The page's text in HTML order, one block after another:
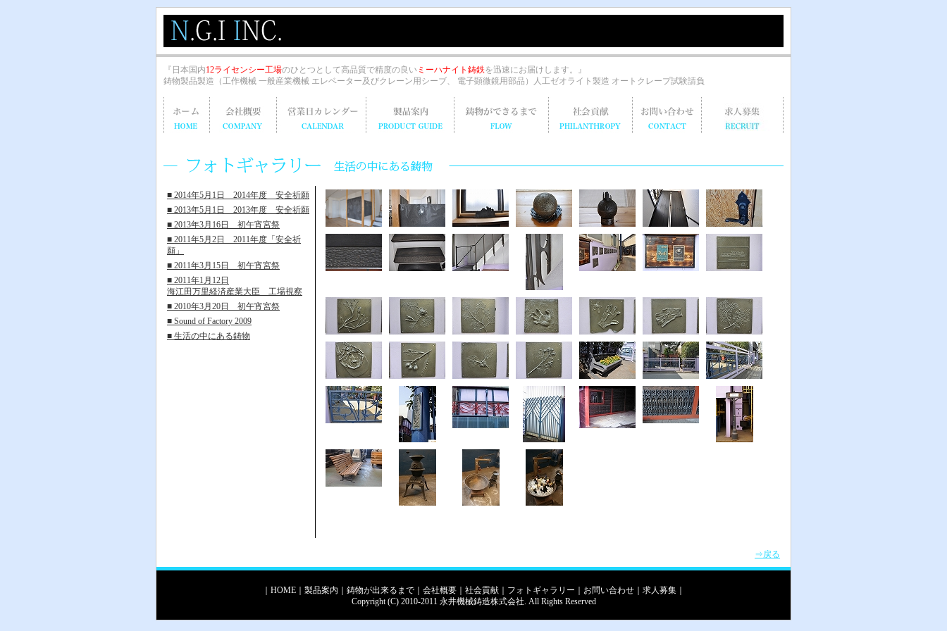
『日本国内12ライセンシー工場のひとつとして高品質で精度の良い ミーハナイト鋳鉄を迅速にお届けします。』
鋳物製品製造（工作機械 一般産業機械 エレベーター及びクレーン用シーブ、 電子顕微鏡用部品）人工ゼオライト製造 オートクレープ試験請負
■ 2014年5月1日 2014年度 安全祈願
■ 2013年5月1日 2013年度 安全祈願
■ 2013年3月16日 初午宵宮祭
■ 2011年5月2日 2011年度「安全祈
願」
■ 2011年3月15日 初午宵宮祭
■ 2011年1月12日
海江田万里経済産業大臣 工場視察
■ 2010年3月20日 初午宵宮祭
■ Sound of Factory 2009
■ 生活の中にある鋳物
⇒戻る
HOME 製品案内 鋳物が出来るまで 会社概要 社会貢献 フォトギャラリー お問い合わせ 求人募集
Copyright (C) 2010-2011 永井機械鋳造株式会社. All Rights Reserved